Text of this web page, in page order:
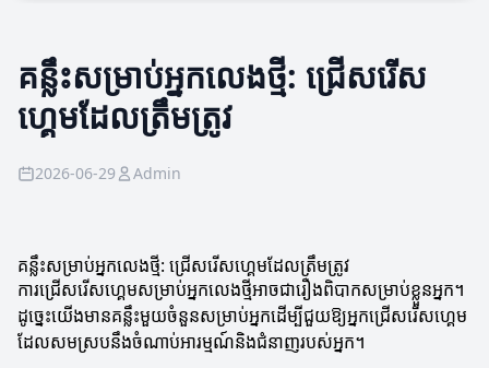
គន្លឹះសម្រាប់អ្នកលេងថ្មី: ជ្រើសរើស
ហ្គេមដែលត្រឹមត្រូវ
2026-06-29 Admin
គន្លឹះសម្រាប់អ្នកលេងថ្មី: ជ្រើសរើសហ្គេមដែលត្រឹមត្រូវ
ការជ្រើសរើសហ្គេមសម្រាប់អ្នកលេងថ្មីអាចជារឿងពិបាកសម្រាប់ខ្លួនអ្នក។
ដូច្នេះយើងមានគន្លឹះមួយចំនួនសម្រាប់អ្នកដើម្បីជួយឱ្យអ្នកជ្រើសរើសហ្គេម
ដែលសមស្របនឹងចំណាប់អារម្មណ៍និងជំនាញរបស់អ្នក។